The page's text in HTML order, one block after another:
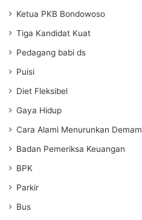
Ketua PKB Bondowoso
Tiga Kandidat Kuat
Pedagang babi ds
Puisi
Diet Fleksibel
Gaya Hidup
Cara Alami Menurunkan Demam
Badan Pemeriksa Keuangan
BPK
Parkir
Bus